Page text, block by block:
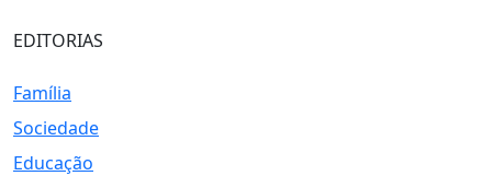
EDITORIAS
Família
Sociedade
Educação